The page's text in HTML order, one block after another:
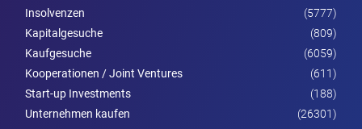
Insolvenzen
(5777)
Kapitalgesuche
(809)
Kaufgesuche
(6059)
Kooperationen / Joint Ventures
(611)
Start-up Investments
(188)
Unternehmen kaufen
(26301)